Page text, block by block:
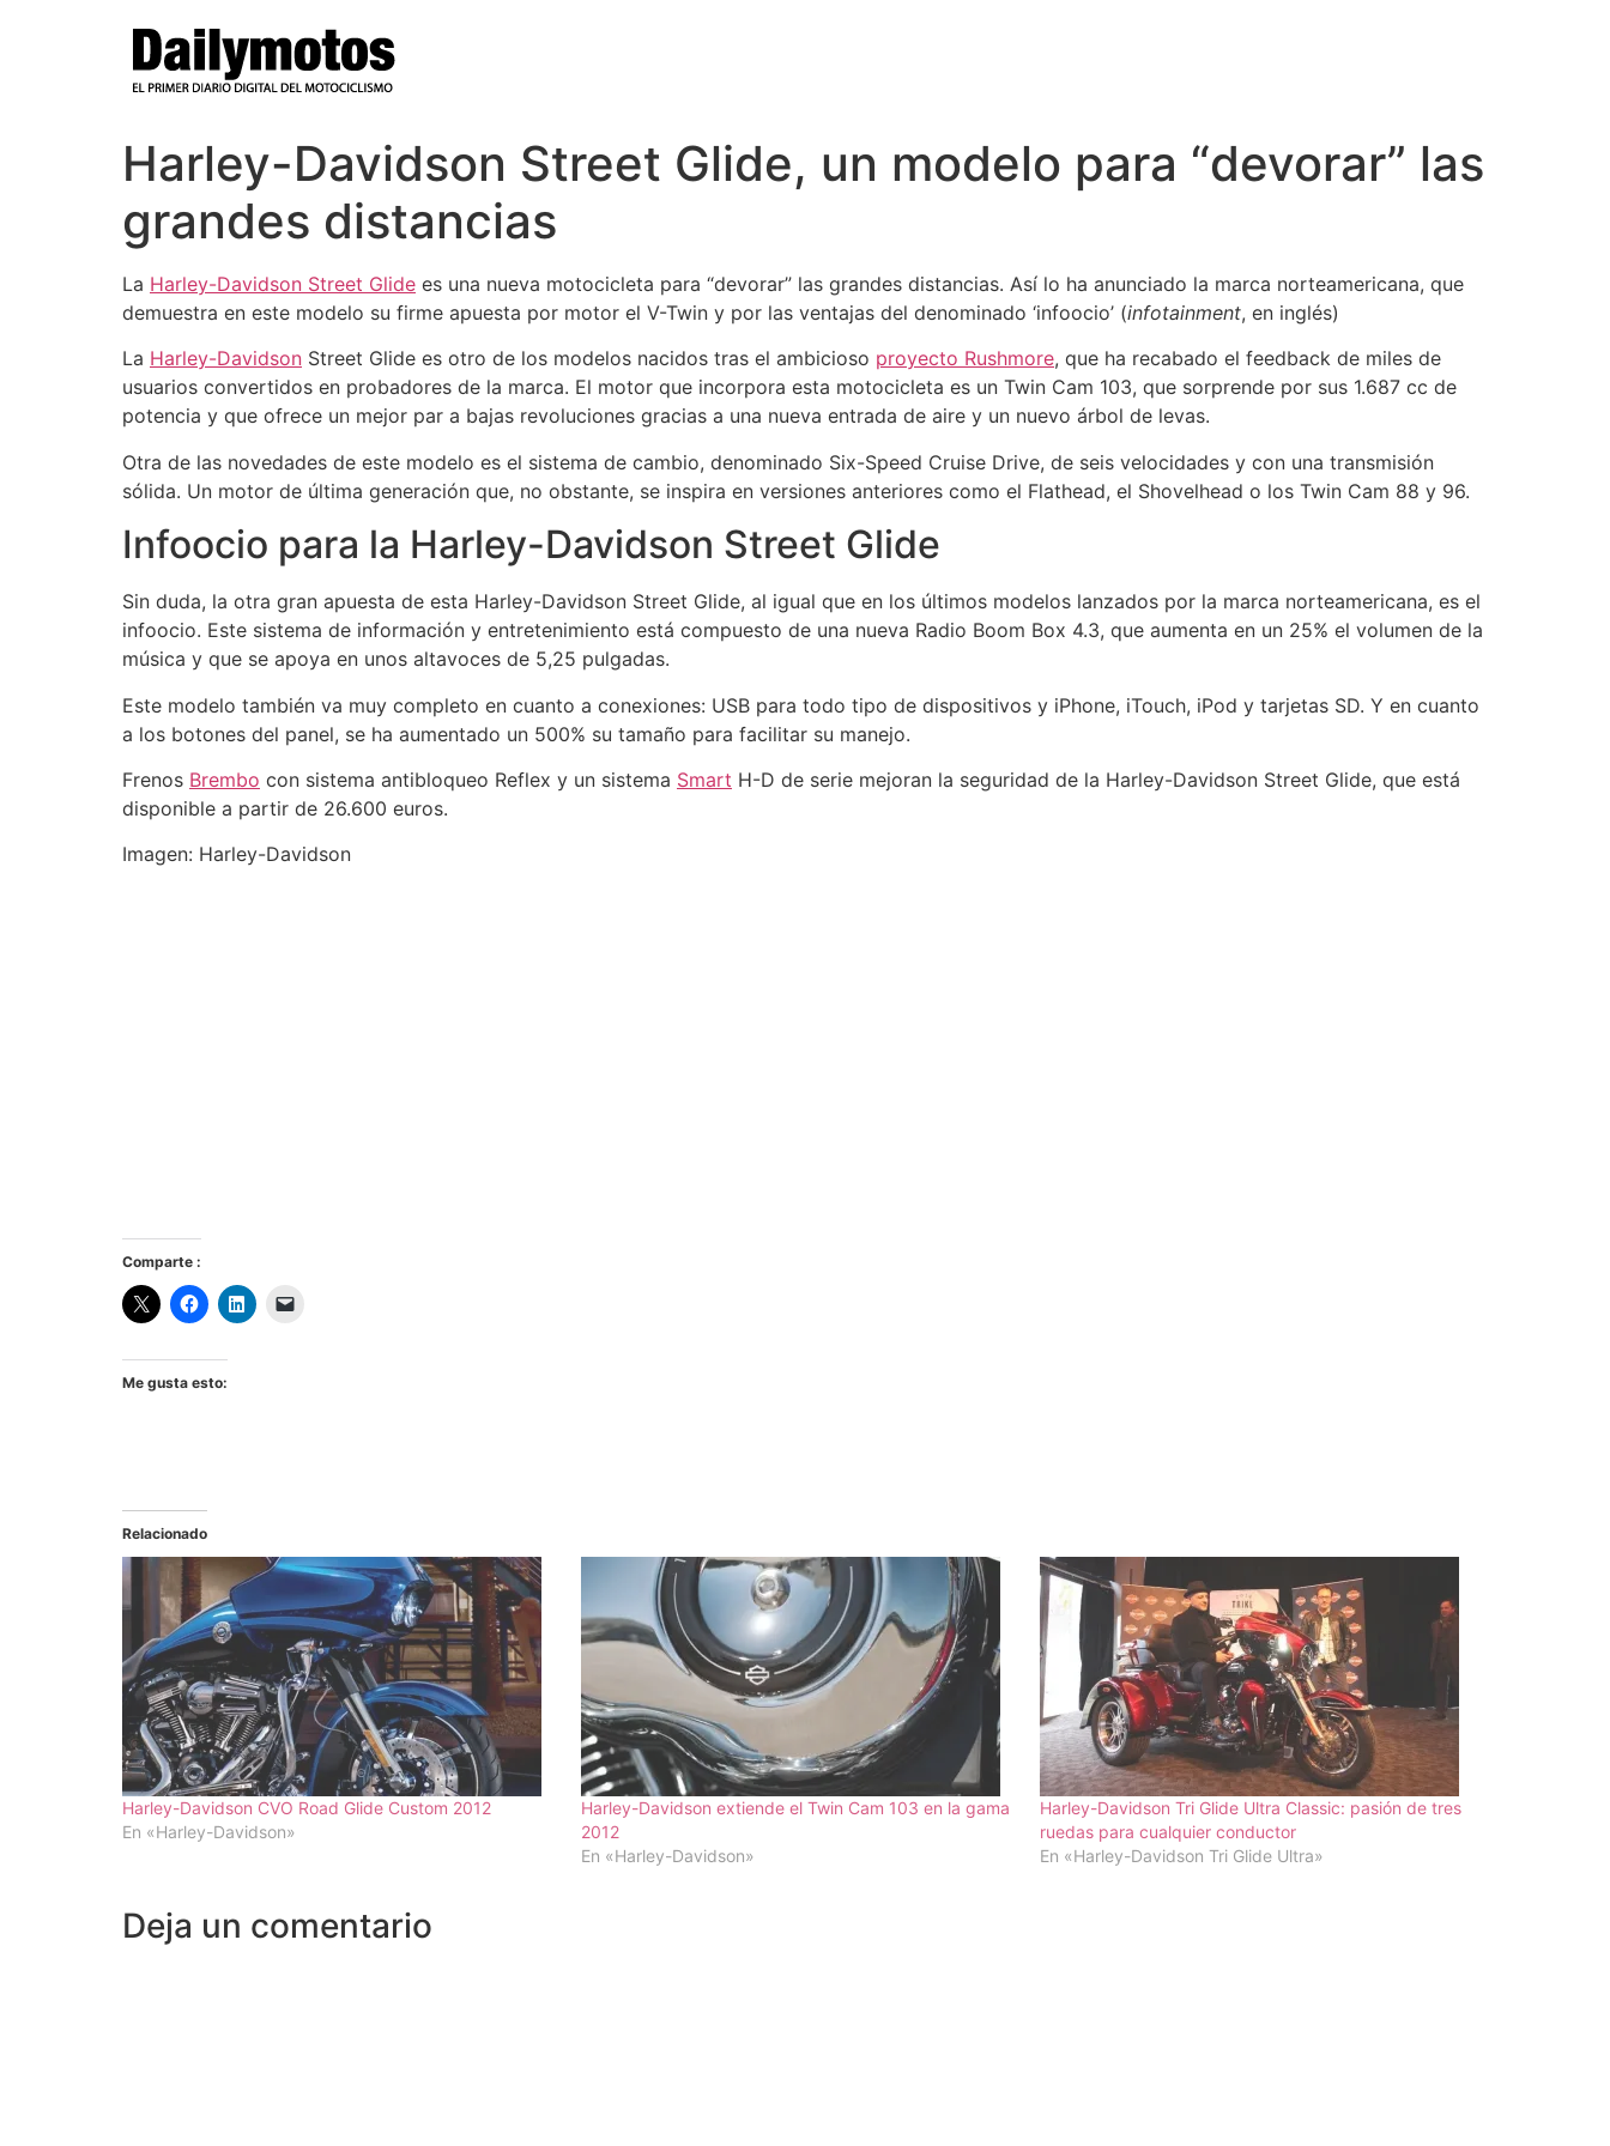
Harley-Davidson Street Glide, un modelo para “devorar” las
grandes distancias
La Harley-Davidson Street Glide es una nueva motocicleta para “devorar” las grandes distancias. Así lo ha anunciado la marca norteamericana, que
demuestra en este modelo su firme apuesta por motor el V-Twin y por las ventajas del denominado ‘infoocio’ (infotainment, en inglés)
La Harley-Davidson Street Glide es otro de los modelos nacidos tras el ambicioso proyecto Rushmore, que ha recabado el feedback de miles de
usuarios convertidos en probadores de la marca. El motor que incorpora esta motocicleta es un Twin Cam 103, que sorprende por sus 1.687 cc de
potencia y que ofrece un mejor par a bajas revoluciones gracias a una nueva entrada de aire y un nuevo árbol de levas.
Otra de las novedades de este modelo es el sistema de cambio, denominado Six-Speed Cruise Drive, de seis velocidades y con una transmisión
sólida. Un motor de última generación que, no obstante, se inspira en versiones anteriores como el Flathead, el Shovelhead o los Twin Cam 88 y 96.
Infoocio para la Harley-Davidson Street Glide
Sin duda, la otra gran apuesta de esta Harley-Davidson Street Glide, al igual que en los últimos modelos lanzados por la marca norteamericana, es el
infoocio. Este sistema de información y entretenimiento está compuesto de una nueva Radio Boom Box 4.3, que aumenta en un 25% el volumen de la
música y que se apoya en unos altavoces de 5,25 pulgadas.
Este modelo también va muy completo en cuanto a conexiones: USB para todo tipo de dispositivos y iPhone, iTouch, iPod y tarjetas SD. Y en cuanto
a los botones del panel, se ha aumentado un 500% su tamaño para facilitar su manejo.
Frenos Brembo con sistema antibloqueo Reflex y un sistema Smart H-D de serie mejoran la seguridad de la Harley-Davidson Street Glide, que está
disponible a partir de 26.600 euros.
Imagen: Harley-Davidson
Comparte :
Me gusta esto:
Relacionado
Harley-Davidson CVO Road Glide Custom 2012
En «Harley-Davidson»
Harley-Davidson extiende el Twin Cam 103 en la gama
2012
En «Harley-Davidson»
Harley-Davidson Tri Glide Ultra Classic: pasión de tres
ruedas para cualquier conductor
En «Harley-Davidson Tri Glide Ultra»
Deja un comentario